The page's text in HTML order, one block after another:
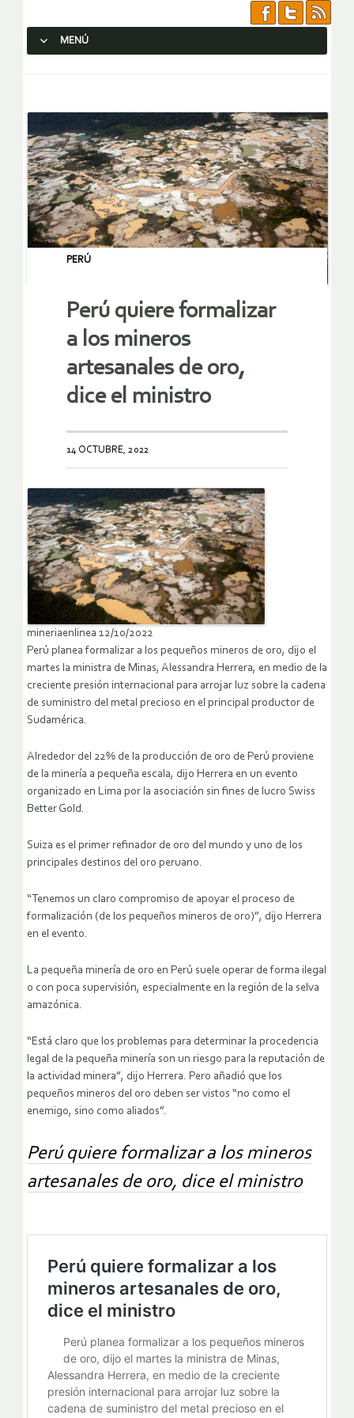
MENÚ
PERÚ
Perú quiere formalizar
a los mineros
artesanales de oro,
dice el ministro
14 OCTUBRE, 2022
mineriaenlinea 12/10/2022
Perú planea formalizar a los pequeños mineros de oro, dijo el
martes la ministra de Minas, Alessandra Herrera, en medio de la
creciente presión internacional para arrojar luz sobre la cadena
de suministro del metal precioso en el principal productor de
Sudamérica.
Alrededor del 22% de la producción de oro de Perú proviene
de la minería a pequeña escala, dijo Herrera en un evento
organizado en Lima por la asociación sin fines de lucro Swiss
Better Gold.
Suiza es el primer refinador de oro del mundo y uno de los
principales destinos del oro peruano.
“Tenemos un claro compromiso de apoyar el proceso de
formalización (de los pequeños mineros de oro)”, dijo Herrera
en el evento.
La pequeña minería de oro en Perú suele operar de forma ilegal
o con poca supervisión, especialmente en la región de la selva
amazónica.
“Está claro que los problemas para determinar la procedencia
legal de la pequeña minería son un riesgo para la reputación de
la actividad minera”, dijo Herrera. Pero añadió que los
pequeños mineros del oro deben ser vistos “no como el
enemigo, sino como aliados”.
Perú quiere formalizar a los mineros
artesanales de oro, dice el ministro